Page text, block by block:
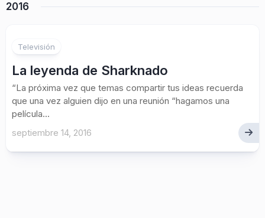
2016
Televisión
La leyenda de Sharknado
“La próxima vez que temas compartir tus ideas recuerda
que una vez alguien dijo en una reunión “hagamos una
película...
septiembre 14, 2016